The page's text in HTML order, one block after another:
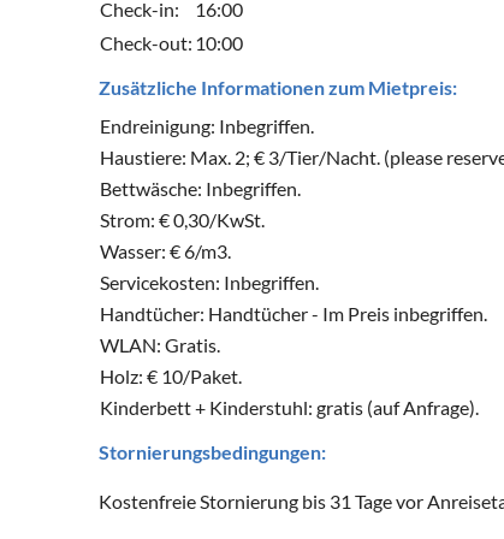
Check-in:
16:00
Check-out: 10:00
Zusätzliche Informationen zum Mietpreis:
Endreinigung: Inbegriffen.
Haustiere: Max. 2; € 3/Tier/Nacht. (please
Bettwäsche: Inbegriffen.
Strom: € 0,30/KwSt.
Wasser: € 6/m3.
Servicekosten: Inbegriffen.
Handtücher: Handtücher - Im Preis inbegriffen.
WLAN: Gratis.
Holz: € 10/Paket.
Kinderbett + Kinderstuhl: gratis (auf Anfrage).
Stornierungsbedingungen:
Kostenfreie Stornierung bis 31 Tage vor